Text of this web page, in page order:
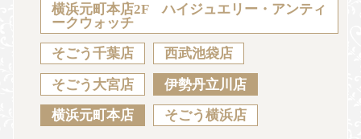
JA EN CH KO
横浜元町本店2F ハイジュエリー・アンティ
ークウォッチ
そごう千葉店 西武池袋店
そごう大宮店 伊勢丹立川店
横浜元町本店 そごう横浜店